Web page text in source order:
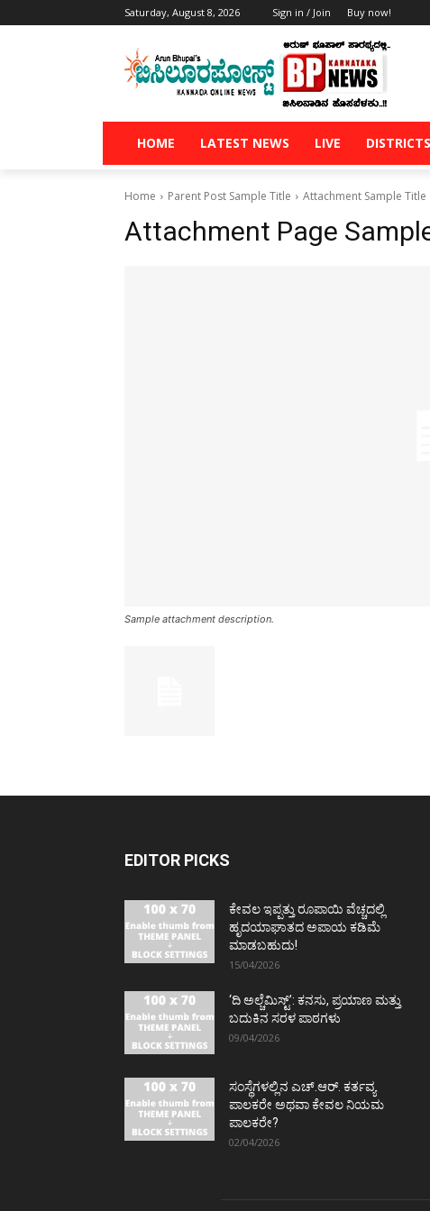
Saturday, August 8, 2026 Sign in / Join Buy now!
HOME LATEST NEWS LIVE DISTRICTS
Home Parent Post Sample Title Attachment Sample Title
Attachment Page
Sample attachment description.
EDITOR PICKS
ಕೇವಲ ಇಪ್ಪತ್ತು ರೂಪಾಯಿ ವೆಚ್ಚದಲ್ಲಿ
ಹೃದಯಾಘಾತದ ಅಪಾಯ ಕಡಿಮೆ
ಮಾಡಬಹುದು!
15/04/2026
‘ದಿ ಅಲ್ಚೆಮಿಸ್ಟ್’: ಕನಸು, ಪ್ರಯಾಣ ಮತ್ತು
ಬದುಕಿನ ಸರಳ ಪಾಠಗಳು
09/04/2026
ಸಂಸ್ಥೆಗಳಲ್ಲಿನ ಎಚ್.ಆರ್. ಕರ್ತವ್ಯ
ಪಾಲಕರೇ ಅಥವಾ ಕೇವಲ ನಿಯಮ
ಪಾಲಕರೇ?
02/04/2026